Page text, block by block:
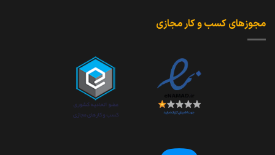
مجوزهای کسب و کار مجازی